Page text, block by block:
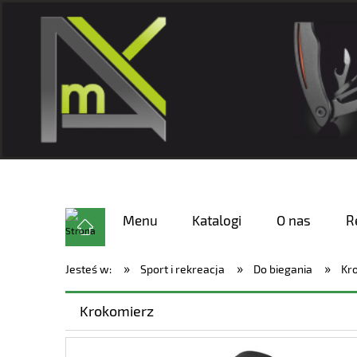
Menu Katalogi O nas
Jesteś w: » Sport i rekreacja » Do biegania »
Krokomierz